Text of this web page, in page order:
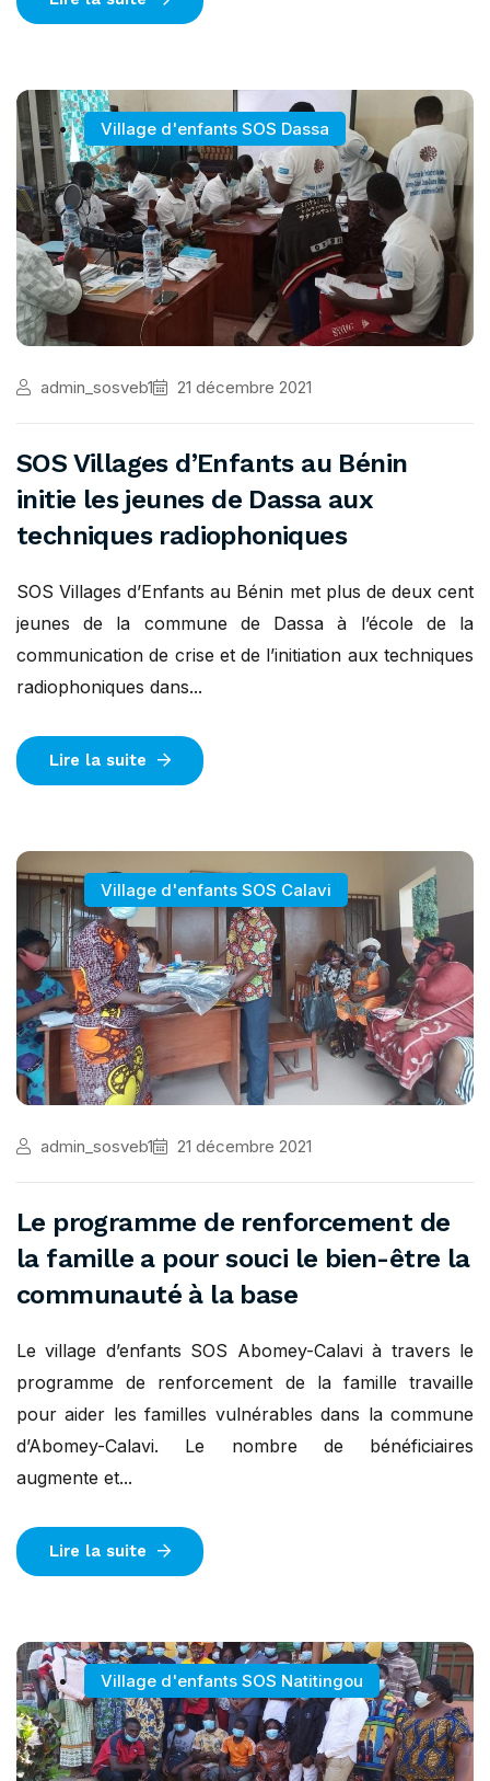
Village d'enfants SOS Dassa
admin_sosveb1 21 décembre 2021
SOS Villages d’Enfants au Bénin
initie les jeunes de Dassa aux
techniques radiophoniques
SOS Villages d’Enfants au Bénin met plus de deux cent
jeunes de la commune de Dassa à l’école de la
communication de crise et de l’initiation aux techniques
radiophoniques dans...
Lire la suite
Village d'enfants SOS Calavi
admin_sosveb1 21 décembre 2021
Le programme de renforcement de
la famille a pour souci le bien-être la
communauté à la base
Le village d’enfants SOS Abomey-Calavi à travers le
programme de renforcement de la famille travaille
pour aider les familles vulnérables dans la commune
d’Abomey-Calavi. Le nombre de bénéficiaires
augmente et...
Lire la suite
Village d'enfants SOS Natitingou